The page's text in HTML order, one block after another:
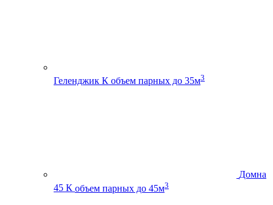
Геленджик К объем парных до 35м3
Домна
45 К объем парных до 45м3